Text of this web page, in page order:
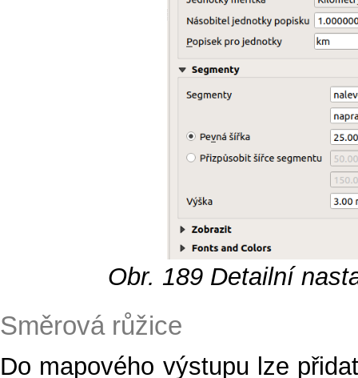
Obr. 189 Detailní
Směrová růžice
Do mapového výstupu lze